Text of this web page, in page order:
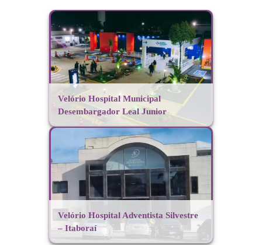
Velório Hospital Municipal
Desembargador Leal Junior
Velório Hospital Adventista Silvestre
– Itaboraí